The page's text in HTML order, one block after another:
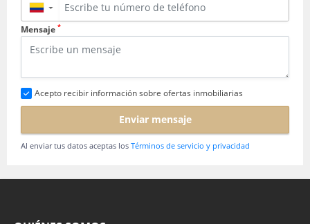
▼
Mensaje *
Acepto recibir información sobre ofertas inmobiliarias
Enviar mensaje
Al enviar tus datos aceptas los Términos de servicio y privacidad